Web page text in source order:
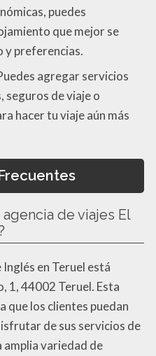
puedes
que mejor se
y preferencias.
agregar servicios
seguros de viaje o
hacer tu viaje aún más
de viajes El
en Teruel está
1, 44002 Teruel. Esta
que los clientes puedan
de sus servicios de
amplia variedad de